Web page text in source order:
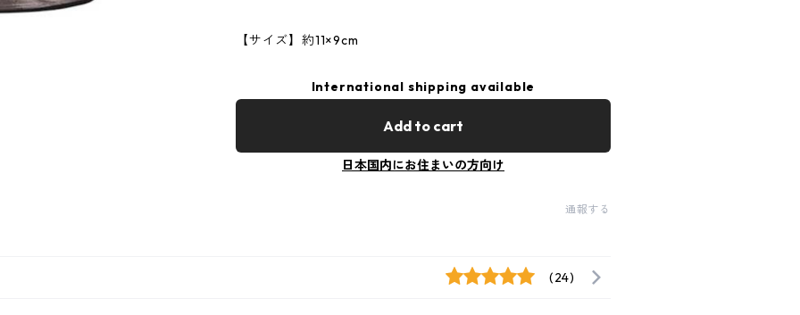
【サイズ】約11×9cm
International shipping available
Add to cart
日本国内にお住まいの方向け
通報する
(24)